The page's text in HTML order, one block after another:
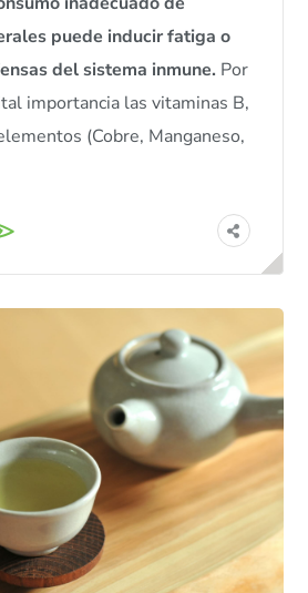
puede inducir fatiga o
del sistema inmune. Por
importancia las vitaminas B,
(Cobre, Manganeso,